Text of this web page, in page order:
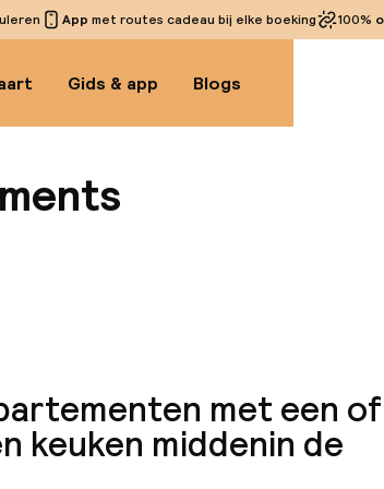
App met routes cadeau bij elke boeking 100%
Gids & app Blogs
met een of
keuken middenin de